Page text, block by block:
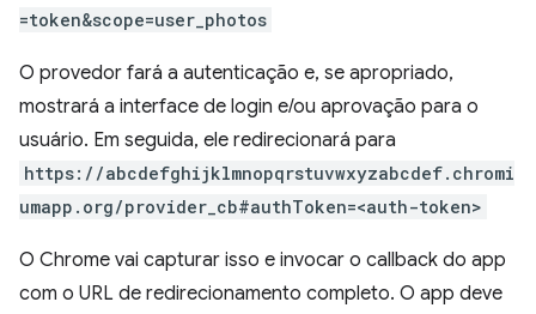
=token&scope=user_photos
O provedor fará a autenticação e, se apropriado,
mostrará a interface de login e/ou aprovação para o
usuário. Em seguida, ele redirecionará para
https://abcdefghijklmnopqrstuvwxyzabcdef.chromi
umapp.org/provider_cb#authToken=<auth-token>
O Chrome vai capturar isso e invocar o callback do app
com o URL de redirecionamento completo. O app deve